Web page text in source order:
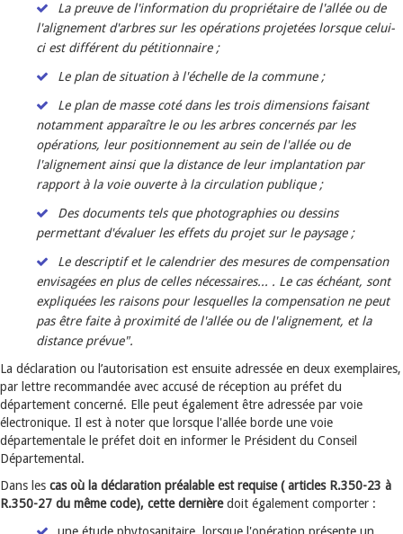
La preuve de l'information du propriétaire de l'allée ou de
l'alignement d'arbres sur les opérations projetées lorsque celui-
ci est différent du pétitionnaire ;
Le plan de situation à l'échelle de la commune ;
Le plan de masse coté dans les trois dimensions faisant
notamment apparaître le ou les arbres concernés par les
opérations, leur positionnement au sein de l'allée ou de
l'alignement ainsi que la distance de leur implantation par
rapport à la voie ouverte à la circulation publique ;
Des documents tels que photographies ou dessins
permettant d'évaluer les effets du projet sur le paysage ;
Le descriptif et le calendrier des mesures de compensation
envisagées en plus de celles nécessaires... . Le cas échéant, sont
expliquées les raisons pour lesquelles la compensation ne peut
pas être faite à proximité de l'allée ou de l'alignement, et la
distance prévue".
La déclaration ou l’autorisation est ensuite adressée en deux exemplaires,
par lettre recommandée avec accusé de réception au préfet du
département concerné. Elle peut également être adressée par voie
électronique. Il est à noter que lorsque l'allée borde une voie
départementale le préfet doit en informer le Président du Conseil
Départemental.
Dans les cas où la déclaration préalable est requise ( articles R.350-23 à
R.350-27 du même code), cette dernièredoit également comporter :